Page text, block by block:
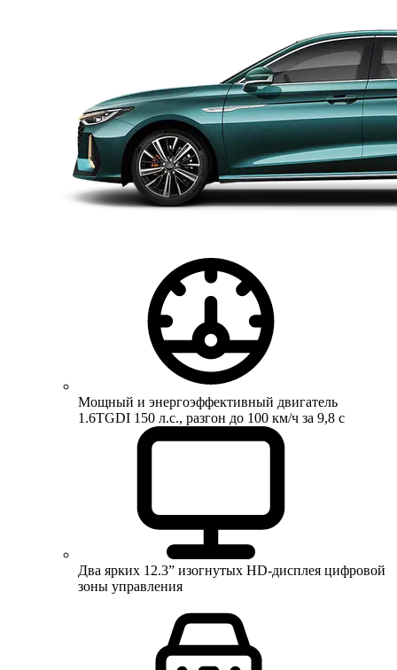
Мощный и энергоэффективный двигатель
1.6TGDI 150 л.с., разгон до 100 км/ч за 9,8 с
Два ярких 12.3” изогнутых HD-дисплея цифровой
зоны управления